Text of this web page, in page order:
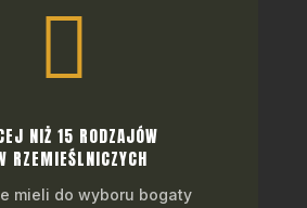

NIŻ 15 RODZAJÓW
RZEMIEŚLNICZYCH
mieli do wyboru bogaty